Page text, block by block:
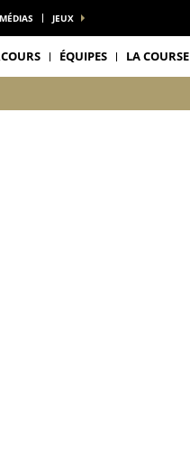
MÉDIAS JEUX
ÉQUIPES LA COURSE